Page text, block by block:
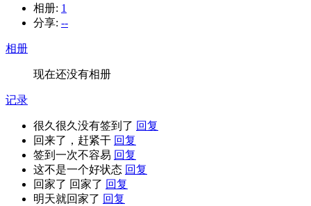
相册: 1
分享: --
相册
现在还没有相册
记录
很久很久没有签到了 回复
回来了，赶紧干 回复
签到一次不容易 回复
这不是一个好状态 回复
回家了 回家了 回复
明天就回家了 回复